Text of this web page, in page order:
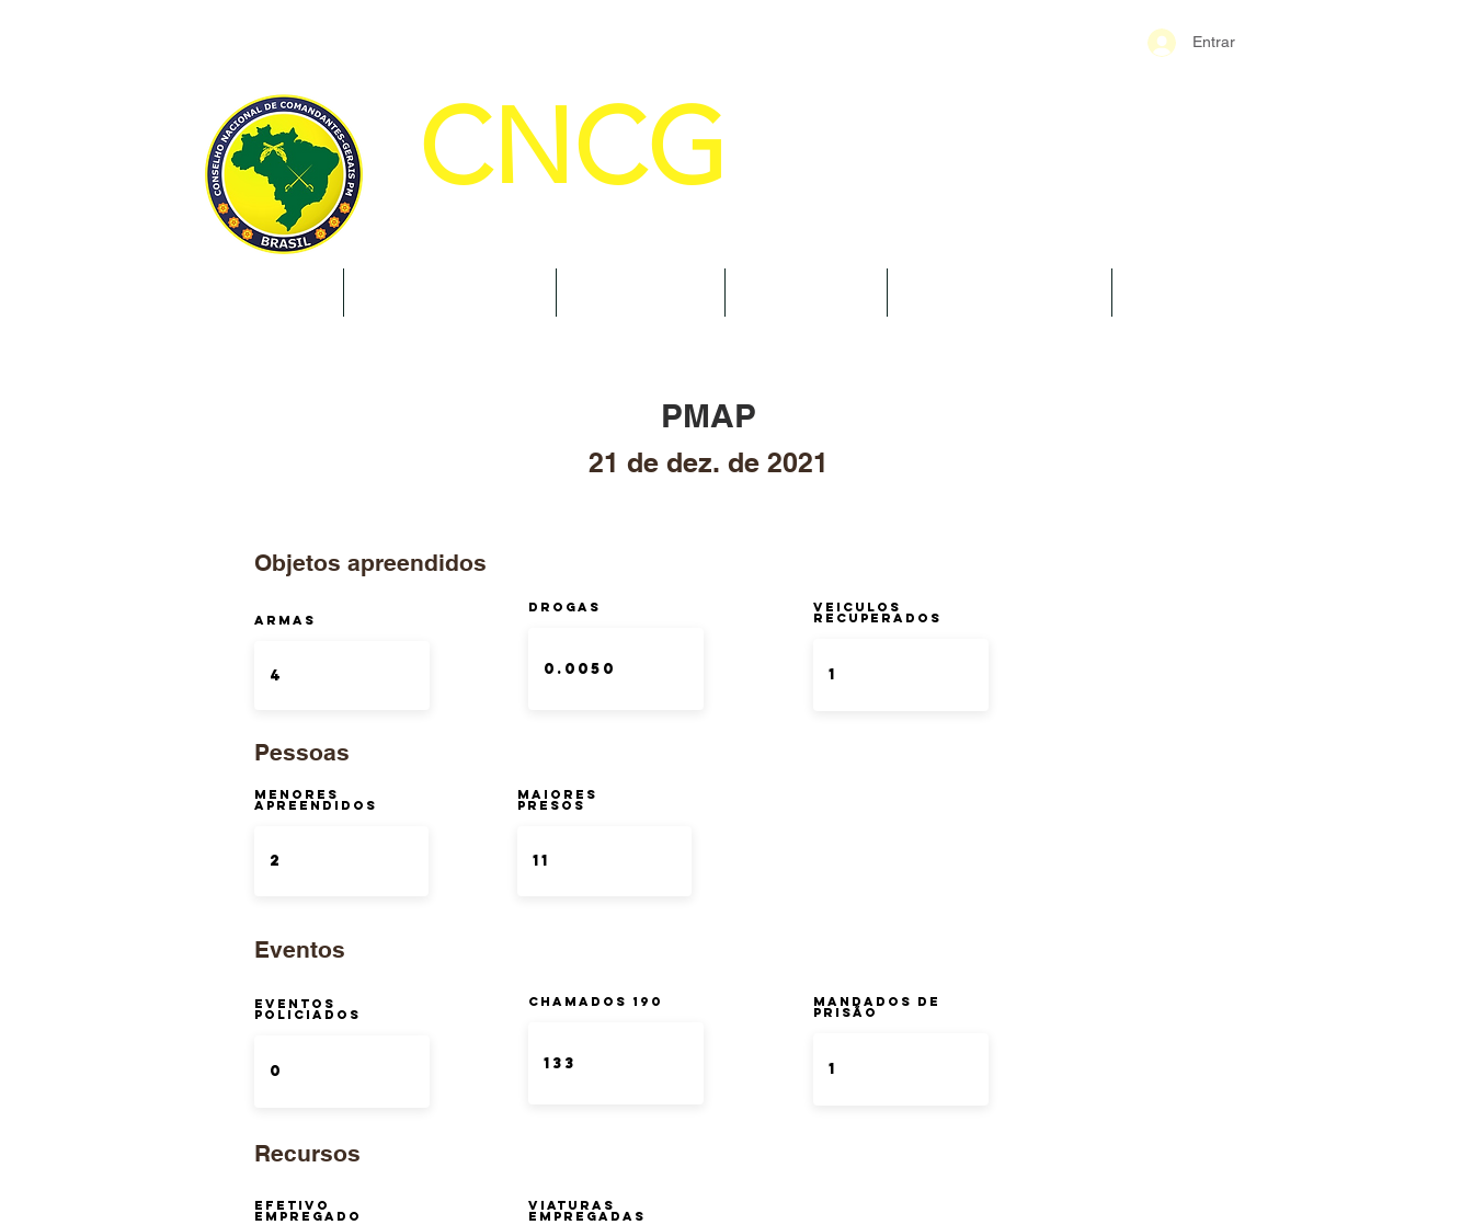
Entrar
CNCG
PMAP
21 de dez. de 2021
Objetos apreendidos
ARMAS
DROGAS Veiculos
Recuperados
Pessoas
Menores
Apreendidos
Maiores
Presos
Eventos
Eventos
Policiados
Chamados 190 Mandados de
Prisão
Recursos
Efetivo
Empregado
Viaturas
Empregadas